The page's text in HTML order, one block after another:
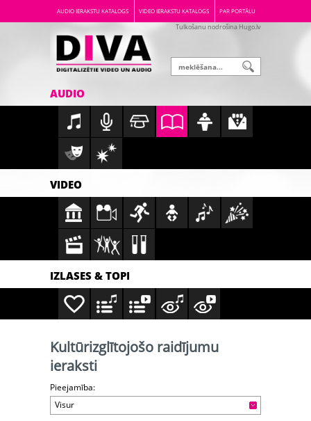
AUDIO IERAKSTU KATALOGS VIDEO IERAKSTU KATALOGS PAR PORTĀLU
Tulkošanu nodrošina Hugo.lv
AUDIO
VIDEO
IZLASES & TOPI
Kultūrizglītojošo raidījumu
ieraksti
Pieejamība:
Visur